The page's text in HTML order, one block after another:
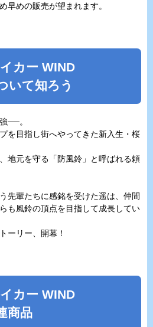
早めの販売が望まれます。
カー WIND
いて知ろう
──。
を目指し街へやってきた新入生・桜
地元を守る「防風鈴」と呼ばれる頼
先輩たちに感銘を受けた遥は、仲間
も風鈴の頂点を目指して成長してい
ーリー、開幕！
カー WIND
商品